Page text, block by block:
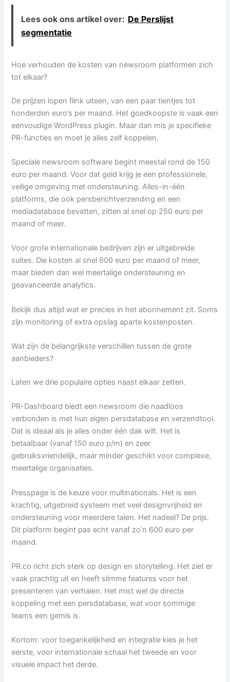
Lees ook ons artikel over: De Perslijst
segmentatie
Hoe verhouden de kosten van newsroom platformen zich
tot elkaar?
De prijzen lopen flink uiteen, van een paar tientjes tot
honderden euro’s per maand. Het goedkoopste is vaak een
eenvoudige WordPress plugin. Maar dan mis je specifieke
PR-functies en moet je alles zelf koppelen.
Speciale newsroom software begint meestal rond de 150
euro per maand. Voor dat geld krijg je een professionele,
veilige omgeving met ondersteuning. Alles-in-één
platforms, die ook persberichtverzending en een
mediadatabase bevatten, zitten al snel op 250 euro per
maand of meer.
Voor grote internationale bedrijven zijn er uitgebreide
suites. Die kosten al snel 600 euro per maand of meer,
maar bieden dan wel meertalige ondersteuning en
geavanceerde analytics.
Bekijk dus altijd wat er precies in het abonnement zit. Soms
zijn monitoring of extra opslag aparte kostenposten.
Wat zijn de belangrijkste verschillen tussen de grote
aanbieders?
Laten we drie populaire opties naast elkaar zetten.
PR-Dashboard biedt een newsroom die naadloos
verbonden is met hun eigen persdatabase en verzendtool.
Dat is ideaal als je alles onder één dak wilt. Het is
betaalbaar (vanaf 150 euro p/m) en zeer
gebruiksvriendelijk, maar minder geschikt voor complexe,
meertalige organisaties.
Presspage is de keuze voor multinationals. Het is een
krachtig, uitgebreid systeem met veel designvrijheid en
ondersteuning voor meerdere talen. Het nadeel? De prijs.
Dit platform begint pas echt vanaf zo’n 600 euro per
maand.
PR.co richt zich sterk op design en storytelling. Het ziet er
vaak prachtig uit en heeft slimme features voor het
presenteren van verhalen. Het mist wel de directe
koppeling met een persdatabase, wat voor sommige
teams een gemis is.
Kortom: voor toegankelijkheid en integratie kies je het
eerste, voor internationale schaal het tweede en voor
visuele impact het derde.